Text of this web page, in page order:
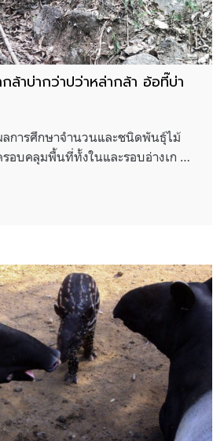
ล้าบ่ากว่าปว่าหล่ากล้า อ้อที๊บ่า
การศึกษาจำนวนและชนิดพันธุ์ไม้
อบคลุมพื้นที่ทั้งในและรอบอ่างเก …
ะปว่าหล่ากล้าบ่ากว่าปว่าหล่ากล้า อ้อที๊บ่ากว่